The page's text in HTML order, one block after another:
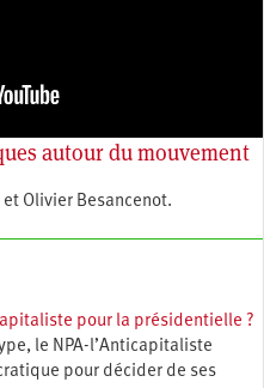
autour du mouvement
Olivier Besancenot.
pour la présidentielle ?
le NPA-l’Anticapitaliste
pour décider de ses